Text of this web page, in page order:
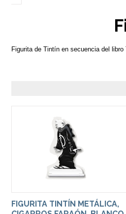
Figurita de Tintín en secuencia del
FIGURITA TINTÍN METÁLICA,